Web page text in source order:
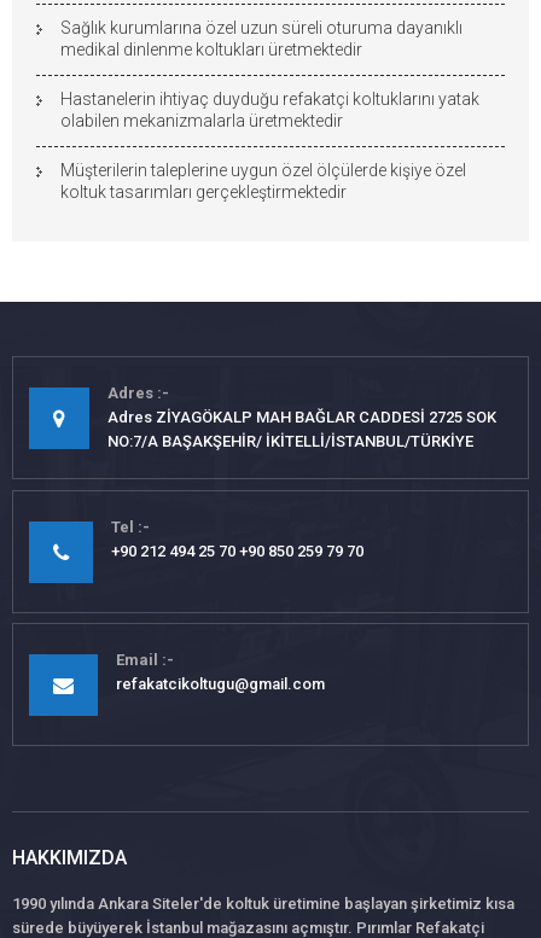
Sağlık kurumlarına özel uzun süreli oturuma dayanıklı
medikal dinlenme koltukları üretmektedir
Hastanelerin ihtiyaç duyduğu refakatçi koltuklarını yatak
olabilen mekanizmalarla üretmektedir
Müşterilerin taleplerine uygun özel ölçülerde kişiye özel
koltuk tasarımları gerçekleştirmektedir
Adres
Adres ZİYAGÖKALP MAH BAĞLAR CADDESİ 2725 SOK
NO:7/A BAŞAKŞEHİR/ İKİTELLİ/İSTANBUL/TÜRKİYE
Tel
+90 212 494 25 70 +90 850 259 79 70
Email
refakatcikoltugu@gmail.com
HAKKIMIZDA
1990 yılında Ankara Siteler'de koltuk üretimine başlayan şirketimiz kısa
sürede büyüyerek İstanbul mağazasını açmıştır. Pırımlar Refakatçi